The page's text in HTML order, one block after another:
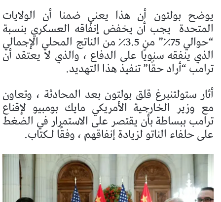
يوضح بولتون أن هذا يعني ضمنا أن الولايات
المتحدة يجب أن يخفض إنفاقه العسكري بنسبة
“حوالي 75٪” من 3.5٪ من الناتج المحلي الإجمالي
الذي ينفقه سنويًا على الدفاع ، والذي لا يعتقد أن
ترامب “أراد حقًا” تنفيذ هذا التهديد.
أثار ستولتنبرغ قلق بولتون بعد المحادثة ، وتعاون
مع وزير الخارجية الأمريكي مايك بومبيو لإقناع
ترامب ببساطة بأن يقتصر على الاستمرار في الضغط
على حلفاء الناتو لزيادة إنفاقهم ، وفقًا لـكتاب.